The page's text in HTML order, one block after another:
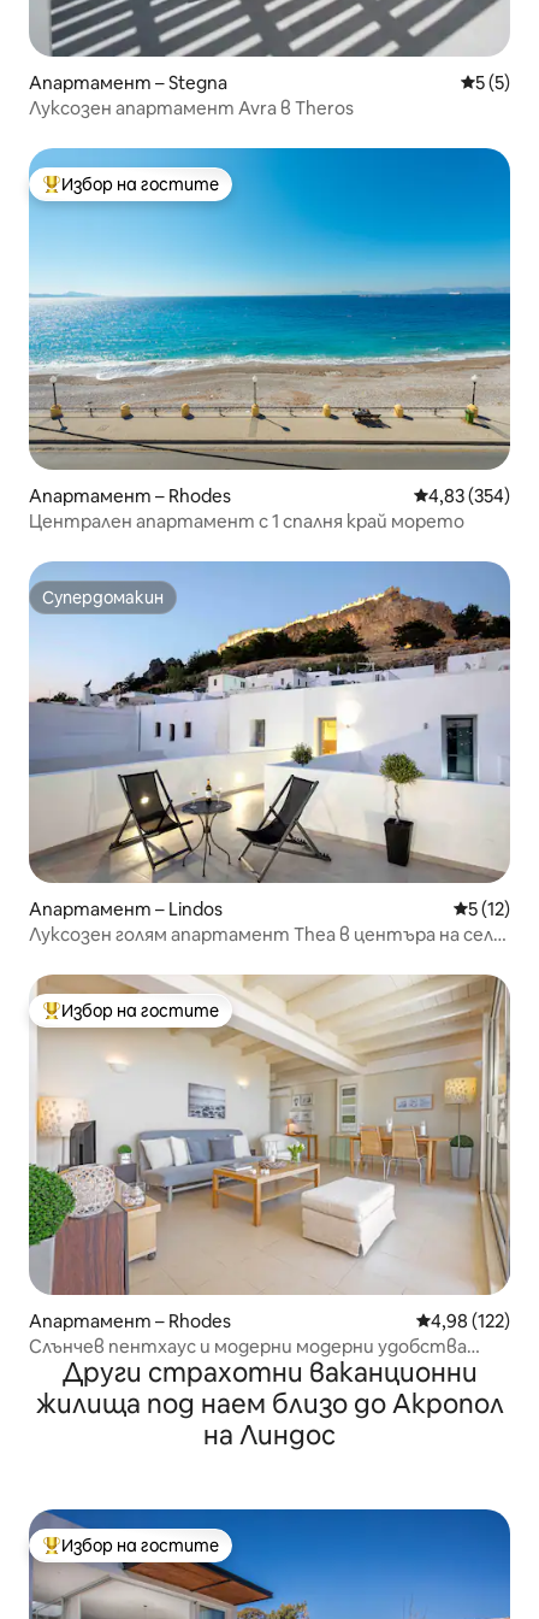
Апартамент – Stegna Средна
5 (5)
Луксозен апартамент Avra в Theros
Най-популярен избор на гостите
Избор на гостите
Апартамент – Rhodes Средна
4,83 (354)
Централен апартамент с 1 спалня край морето
Супердомакин
Супердомакин
Апартамент – Lindos Средна
5 (12)
Луксозен голям апартамент Thea в центъра на село
Най-популярен избор на гостите
Избор на гостите
Апартамент – Rhodes Средна
4,98 (122)
Слънчев пентхаус и модерни модерни удобства
Изглед към ★ морето ★
Други страхотни ваканционни
жилища под наем близо до Акропол
на Линдос
Най-популярен избор на гостите
Избор на гостите